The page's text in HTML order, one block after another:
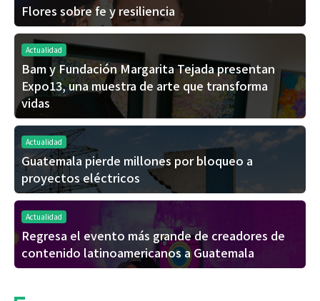
Flores sobre fe y resiliencia
Actualidad
Bam y Fundación Margarita Tejada presentan
Expo13, una muestra de arte que transforma
vidas
Actualidad
Guatemala pierde millones por bloqueo a
proyectos eléctricos
Actualidad
Regresa el evento más grande de creadores de
contenido latinoamericanos a Guatemala